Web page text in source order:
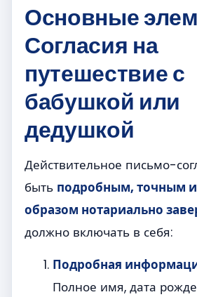
Основные
Согласия на
путешествие с
бабушкой или
дедушкой
Действительное письмо-
быть подробным, точным
образом нотариально
должно включать в себя:
Подробная
Полное имя, дата